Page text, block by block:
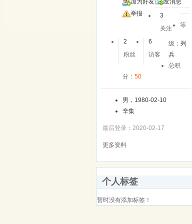
加为好友
发消息
举报
3
关注
2
粉丝
6
访客
等
级：列
兵
总积
分： 50
男，1980-02-10
辛集
最后登录：2020-02-17
更多资料
个人标签
暂时没有添加标签！